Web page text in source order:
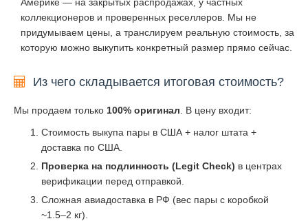
коллекционеров и проверенных реселлеров. Мы не
придумываем цены, а транслируем реальную стоимость, за
которую можно выкупить конкретный размер прямо сейчас.
Из чего складывается итоговая стоимость?
Мы продаем только 100% оригинал . В цену входит:
Стоимость выкупа пары в США + налог штата +
доставка по США.
Проверка на подлинность (Legit Check) в центрах
верификации перед отправкой.
Сложная авиадоставка в РФ (вес пары с коробкой
~1.5–2 кг).